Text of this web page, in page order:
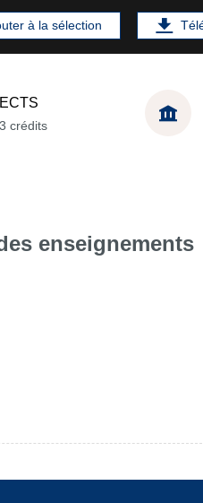
à la sélection
ECTS
3 crédits
enseignements